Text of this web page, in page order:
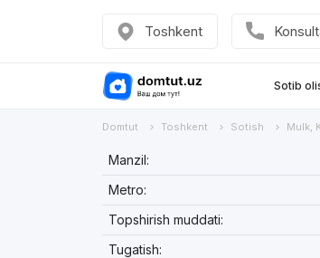
Toshkent
Sotib
Domtut Toshkent Sotish Mulk,
Manzil:
Metro:
Topshirish muddati:
Tugatish: